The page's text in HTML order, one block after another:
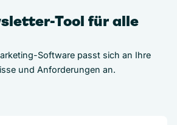
Tool für alle
Software passt sich an Ihre
und Anforderungen an.